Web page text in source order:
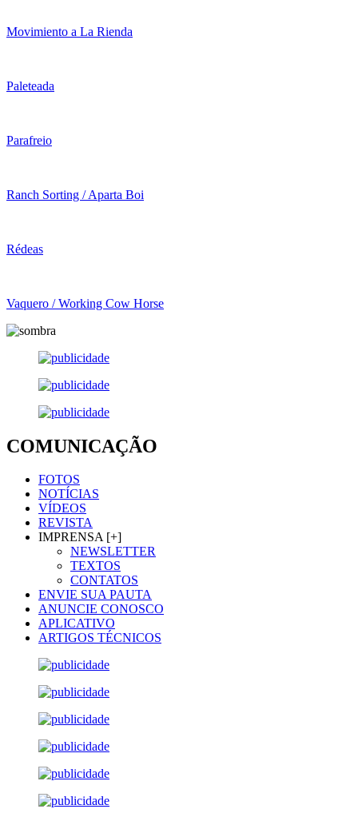
Movimiento a La Rienda
Paleteada
Parafreio
Ranch Sorting / Aparta Boi
Rédeas
Vaquero / Working Cow Horse
COMUNICAÇÃO
FOTOS
NOTÍCIAS
VÍDEOS
REVISTA
IMPRENSA [+]
NEWSLETTER
TEXTOS
CONTATOS
ENVIE SUA PAUTA
ANUNCIE CONOSCO
APLICATIVO
ARTIGOS TÉCNICOS